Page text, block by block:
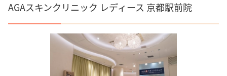
AGAスキンクリニック レディース 京都駅前院